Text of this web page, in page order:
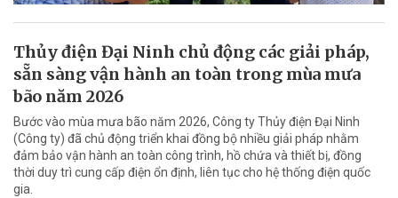
Thủy điện Đại Ninh chủ động các giải pháp,
sẵn sàng vận hành an toàn trong mùa mưa
bão năm 2026
Bước vào mùa mưa bão năm 2026, Công ty Thủy điện Đại Ninh
(Công ty) đã chủ động triển khai đồng bộ nhiều giải pháp nhằm
đảm bảo vận hành an toàn công trình, hồ chứa và thiết bị, đồng
thời duy trì cung cấp điện ổn định, liên tục cho hệ thống điện quốc
gia.